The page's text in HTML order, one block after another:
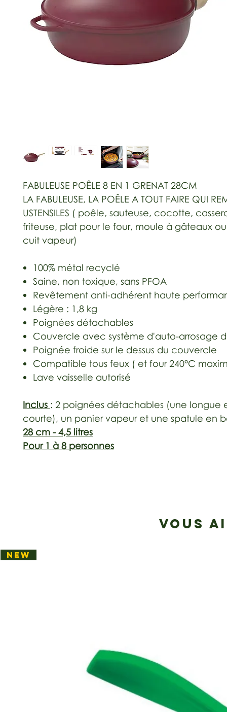
FABULEUSE POÊLE 8 EN 1 GRENAT 28CM
LA FABULEUSE, LA POÊLE A TOUT FAIRE QUI
USTENSILES ( poêle, sauteuse, cocotte,
friteuse, plat pour le four, moule à gâteaux
cuit vapeur)
100% métal recyclé
Saine, non toxique, sans PFOA
Revêtement anti-adhérent haute
Légère : 1,8 kg
Poignées détachables
Couvercle avec système d'auto-arrosage
Poignée froide sur le dessus du couvercle
Compatible tous feux ( et four 240°C
Lave vaisselle autorisé
Inclus : 2 poignées détachables (une longue
courte), un panier vapeur et une spatule en
28 cm - 4,5 litres
Pour 1 à 8 personnes
VOUS
NEW